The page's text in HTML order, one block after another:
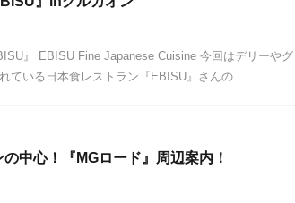
』 EBISU Fine Japanese Cuisine 今回はデリーやグ
ている日本食レストラン『EBISU』さんの ...
中心！『MGロード』周辺案内！